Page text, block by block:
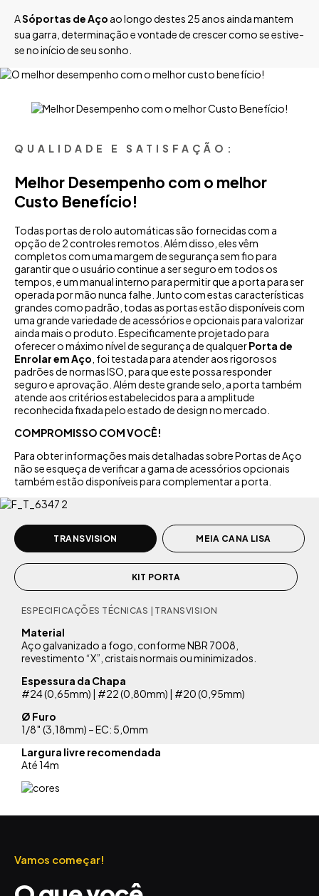
ASóportas de Aço ao longo destes 25 anos ainda mantem
sua garra, determinação e vontade de crescer como se estive-
se no início de seu sonho.
QUALIDADE E SATISFAÇÃO:
Melhor Desempenho com o melhor
Custo Benefício!
Todas portas de rolo automáticas são fornecidas com a
opção de 2 controles remotos. Além disso, eles vêm
completos com uma margem de segurança sem fio para
garantir que o usuário continue a ser seguro em todos os
tempos, e um manual interno para permitir que a porta para ser
operada por mão nunca falhe. Junto com estas características
grandes como padrão, todas as portas estão disponíveis com
uma grande variedade de acessórios e opcionais para valorizar
ainda mais o produto. Especificamente projetado para
oferecer o máximo nível de segurança de qualquerPorta de
Enrolar em Aço , foi testada para atender aos rigorosos
padrões de normas ISO, para que este possa responder
seguro e aprovação. Além deste grande selo, a porta também
atende aos critérios estabelecidos para a amplitude
reconhecida fixada pelo estado de design no mercado.
COMPROMISSO COM VOCÊ!
Para obter informações mais detalhadas sobre Portas de Aço
não se esqueça de verificar a gama de acessórios opcionais
também estão disponíveis para complementar a porta.
TRANSVISION MEIA CANA LISA
KIT PORTA
ESPECIFICAÇÕES TÉCNICAS | TRANSVISION
Material
Aço galvanizado a fogo, conforme NBR 7008,
revestimento “X”, cristais normais ou minimizados.
Espessura da Chapa
#24 (0,65mm) | #22 (0,80mm) | #20 (0,95mm)
Ø Furo
1/8″ (3,18mm) – EC: 5,0mm
Largura livre recomendada
Até 14m
Vamos começar!